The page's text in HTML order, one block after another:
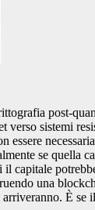
post-
verso sistemi
essere
se
una
È se